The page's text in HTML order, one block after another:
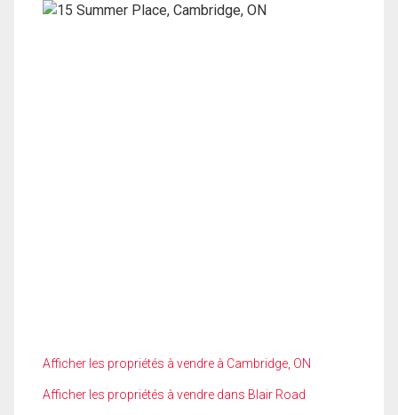
Afficher les propriétés à vendre à Cambridge, ON
Afficher les propriétés à vendre dans Blair Road